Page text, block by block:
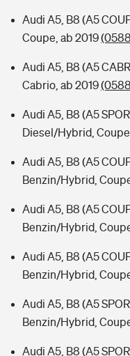
Audi A5, B8 (A5
Coupe, ab 2019
Audi A5, B8 (A5
Cabrio, ab 2019
Audi A5, B8 (A5
Diesel/Hybrid,
Audi A5, B8 (A5
Benzin/Hybrid,
Audi A5, B8 (A5
Benzin/Hybrid,
Audi A5, B8 (A5
Benzin/Hybrid,
Audi A5, B8 (A5
Benzin/Hybrid,
Audi A5, B8 (A5